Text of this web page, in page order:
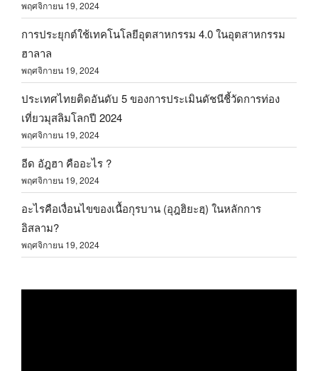
พฤศจิกายน 19, 2024
การประยุกต์ใช้เทคโนโลยีอุตสาหกรรม 4.0 ในอุตสาหกรรม
ฮาลาล
พฤศจิกายน 19, 2024
ประเทศไทยติดอันดับ 5 ของการประเมินดัชนีชี้วัดการท่อง
เที่ยวมุสลิมโลกปี 2024
พฤศจิกายน 19, 2024
อีด อัฎฮา คืออะไร ?
พฤศจิกายน 19, 2024
อะไรคือเงื่อนไขของเนื้อกุรบาน (อุฎฮิยะฮฺ) ในหลักการ
อิสลาม?
พฤศจิกายน 19, 2024